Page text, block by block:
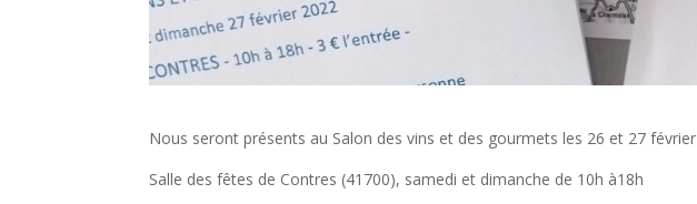
Nous seront présents au Salon des vins et des gourmets les 26 et 27 février
Salle des fêtes de Contres (41700), samedi et dimanche de 10h à18h